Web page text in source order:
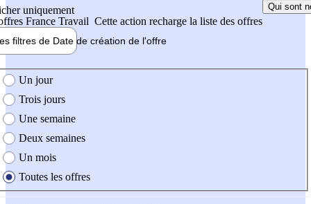
uniquement
France Travail Cette action recharge la liste des offres
Qui sont
filtres de Date de création de l'offre
création de l'offre
Un jour
Trois jours
Une semaine
Deux semaines
Un mois
Toutes les offres